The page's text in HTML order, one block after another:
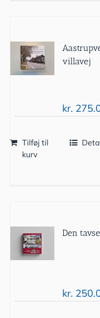
villavej
kr.
Tilføj til
kurv
Den
kr.